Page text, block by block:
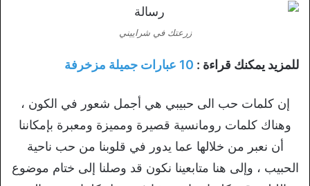
زرعتك في شراييني
للمزيد يمكنك قراءة : 10 عبارات جميلة مزخرفة
إن كلمات حب الى حبيبي هي أجمل شعور في الكون ،
وهناك كلمات رومانسية قصيرة ومميزة ومعبرة بإمكاننا
أن نعبر من خلالها عما يدور في قلوبنا من حب ناحية
الحبيب ، وإلى هنا متابعينا نكون قد وصلنا إلى ختام موضوع